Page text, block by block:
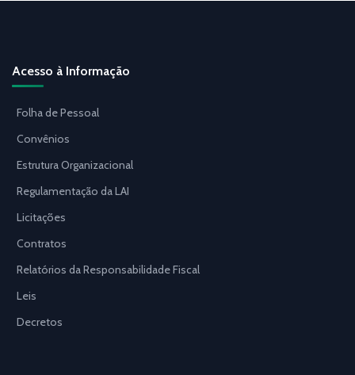
Acesso à Informação
Folha de Pessoal
Convênios
Estrutura Organizacional
Regulamentação da LAI
Licitações
Contratos
Relatórios da Responsabilidade Fiscal
Leis
Decretos